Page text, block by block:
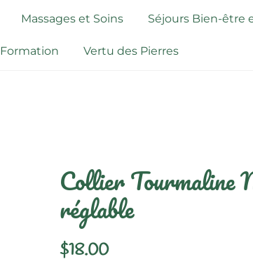
Massages et Soins Séjours Bien-être
Formation Vertu des Pierres
Collier Tourmaline
réglable
$18.00